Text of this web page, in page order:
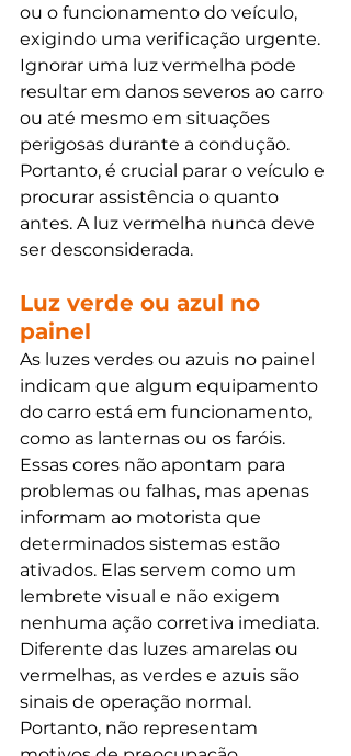
ou o funcionamento do veículo,
exigindo uma verificação urgente.
Ignorar uma luz vermelha pode
resultar em danos severos ao carro
ou até mesmo em situações
perigosas durante a condução.
Portanto, é crucial parar o veículo e
procurar assistência o quanto
antes. A luz vermelha nunca deve
ser desconsiderada.
Luz verde ou azul no
painel
As luzes verdes ou azuis no painel
indicam que algum equipamento
do carro está em funcionamento,
como as lanternas ou os faróis.
Essas cores não apontam para
problemas ou falhas, mas apenas
informam ao motorista que
determinados sistemas estão
ativados. Elas servem como um
lembrete visual e não exigem
nenhuma ação corretiva imediata.
Diferente das luzes amarelas ou
vermelhas, as verdes e azuis são
sinais de operação normal.
Portanto, não representam